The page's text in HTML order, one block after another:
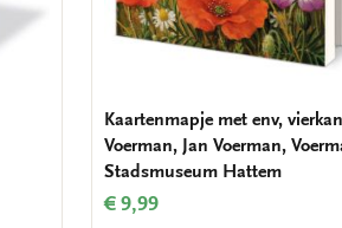
Kaartenmapje met env,
Voerman, Jan Voerman,
Stadsmuseum Hattem
€ 9,99